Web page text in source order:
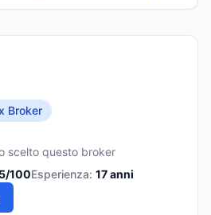
Broker
scelto questo broker
/100Esperienza: 17anni